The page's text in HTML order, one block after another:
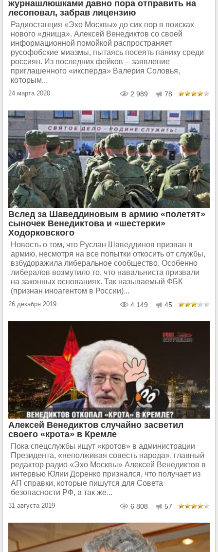
журнашлюшками давно пора отправить на
лесоповал, забрав лицензию
Радиостанция «Эхо Москвы» до сих пор в поисках
нового «днища». Алексей Венедиктов со своей
информационной помойкой распространяет
русофобские миазмы, пытаясь посеять панику среди
россиян. Из последних фейков – заявление
приглашенного «иксперда» Валерия Соловья,
которым...
24 марта 2020 2 989 78
Вслед за Шаведдиновым в армию «полетят»
сыночек Венедиктова и «шестерки»
Ходорковского
Новость о том, что Руслан Шаведдинов призван в
армию, несмотря на все попытки откосить от службы,
взбудоражила либеральное сообщество. Особенно
либералов возмутило то, что навальниста призвали
на законных основаниях. Так называемый ФБК
(признан иноагентом в России)...
26 декабря 2019 4 149 45
Алексей Венедиктов случайно засветил
своего «крота» в Кремле
Пока спецслужбы ищут «кротов» в администрации
Президента, «неполживая совесть народа», главный
редактор радио «Эхо Москвы» Алексей Венедиктов в
интервью Юлии Доренко признался, что получает из
АП справки, которые пишутся для Совета
безопасности РФ, а так же...
31 августа 2019 6 808 57